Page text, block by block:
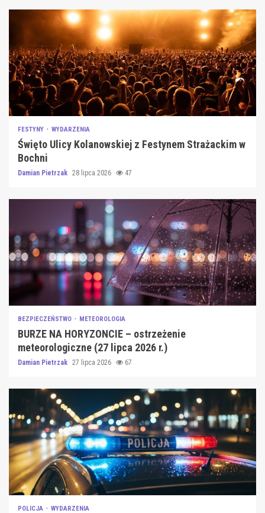
FESTYNY WYDARZENIA
Święto Ulicy Kolanowskiej z Festynem Strażackim w
Bochni
Damian Pietrzak 28 lipca 2026 47
BEZPIECZEŃSTWO METEOROLOGIA
BURZE NA HORYZONCIE – ostrzeżenie
meteorologiczne (27 lipca 2026 r.)
Damian Pietrzak 27 lipca 2026 67
POLICJA WYDARZENIA